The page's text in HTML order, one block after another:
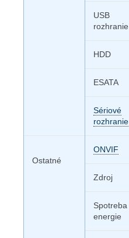
USB
rozhranie
HDD
ESATA
Sériové
rozhranie
Ostatné
ONVIF
Zdroj
Spotreba
energie